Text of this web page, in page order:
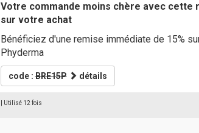
Votre commande moins chère avec cette
sur votre achat
Bénéficiez d'une remise immédiate de 15%
Phyderma
code :BRE15P détails
| Utilisé 12 fois